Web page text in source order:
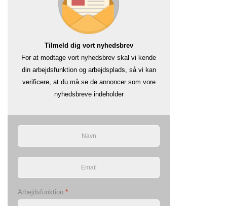
Tilmeld dig vort nyhedsbrev
For at modtage vort nyhedsbrev skal vi kende
din arbejdsfunktion og arbejdsplads, så vi kan
verificere, at du må se de annoncer som vore
nyhedsbreve indeholder
Arbejdsfunktion *